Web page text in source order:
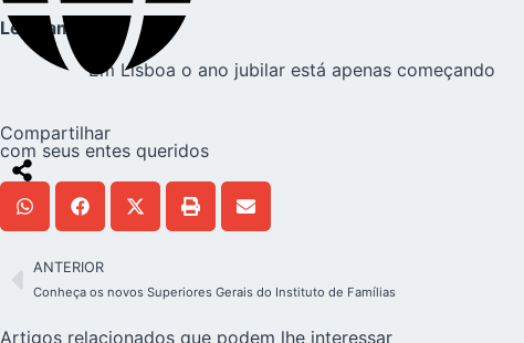
Leia também:
Em Lisboa o ano jubilar está apenas começando
Compartilhar
com seus entes queridos
ANTERIOR
Conheça os novos Superiores Gerais do Instituto de Famílias
Artigos relacionados que podem lhe interessar